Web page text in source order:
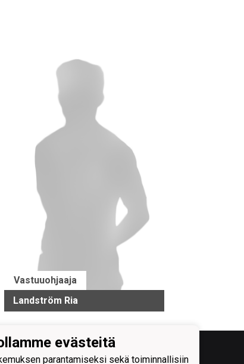
Vastuuohjaaja
Landström Ria
evästeitä
parantamiseksi sekä toiminnallisiin